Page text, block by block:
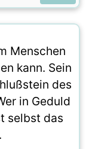
Menschen
kann. Sein
des
in Geduld
selbst das